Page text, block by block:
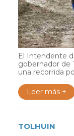
El Intendente
gobernador de
una recorrida
Leer más +
TOLHUIN